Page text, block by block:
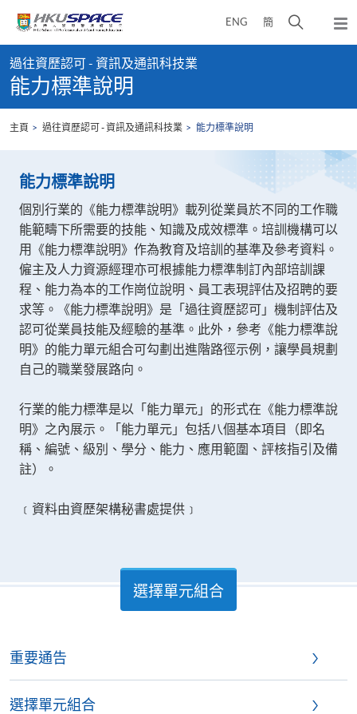
content
ENG 簡
開
彈
出
content
start
過往資歷認可 - 資訊及通訊科技業
能力標準說明
主頁 過往資歷認可 - 資訊及通訊科技業 能力標準說明
能力標準說明
個別行業的《能力標準說明》載列從業員於不同的工作職
能範疇下所需要的技能、知識及成效標準。培訓機構可以
用《能力標準說明》作為教育及培訓的基準及參考資料。
僱主及人力資源經理亦可根據能力標準制訂內部培訓課
程、能力為本的工作崗位說明、員工表現評估及招聘的要
求等。《能力標準說明》是「過往資歷認可」機制評估及
認可從業員技能及經驗的基準。此外，參考《能力標準說
明》的能力單元組合可勾劃出進階路徑示例，讓學員規劃
自己的職業發展路向。
行業的能力標準是以「能力單元」的形式在《能力標準說
明》之內展示。「能力單元」包括八個基本項目（即名
稱、編號、級別、學分、能力、應用範圍、評核指引及備
註）。
﹝資料由資歷架構秘書處提供﹞
選擇單元組合
重要通告
選擇單元組合